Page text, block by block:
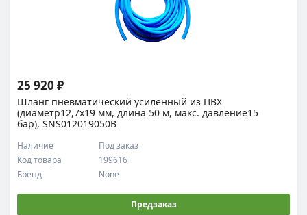
Шланг пневматический усиленный из ПВХ
(диаметр12,7x19 мм, длина 50 м, макс. давление15
бар), SNS012019050B
Код товара 199616
Наличие Под заказ
Бренд None
25 920 ₽
Предзаказ